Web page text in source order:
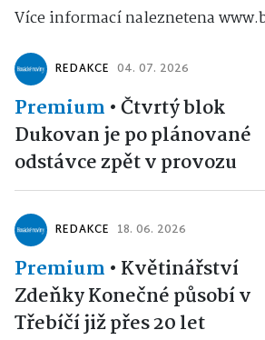
Více informací naleznetena
REDAKCE 04. 07. 2026
Premium •Čtvrtý blok
Dukovan je po plánované
odstávce zpět v provozu
REDAKCE 18. 06. 2026
Premium • Květinářství
Zdeňky Konečné působí v
Třebíčí již přes 20 let